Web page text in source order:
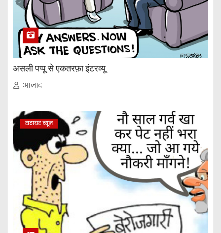
असली पप्पू से एकतरफ़ा इंटरव्यू
आज़ाद
सटायर व्यूज